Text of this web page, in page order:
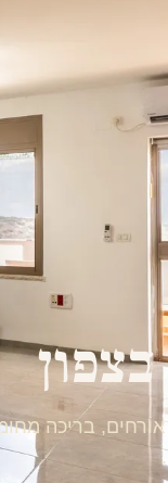
וילה ל-18 איש בצפון: 7 חדרים, עד 23